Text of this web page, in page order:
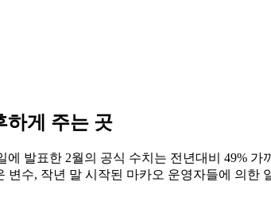
하게 주는 곳
발표한 2월의 공식 수치는 전년대비 49%
변수, 작년 말 시작된 마카오 운영자들에 의